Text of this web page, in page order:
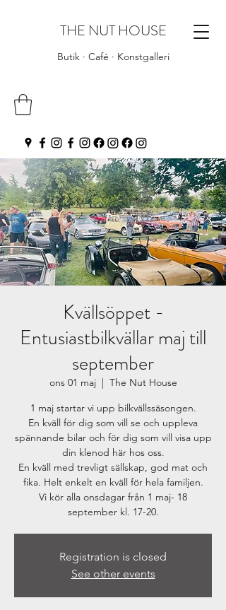
THE NUT HOUSE
Butik · Café · Konstgalleri
Kvällsöppet -
Entusiastbilkvällar maj till
september
ons 01 maj
  |
The Nut House
1 maj startar vi upp bilkvällssäsongen.
En kväll för dig som vill se och uppleva
spännande bilar och för dig som vill visa upp
din klenod här hos oss.
En kväll med trevligt sällskap, god mat och
fika. Helt enkelt en kväll för hela familjen.
Vi kör alla onsdagar från 1 maj- 18
september kl. 17-20.
Registration is closed
See other events